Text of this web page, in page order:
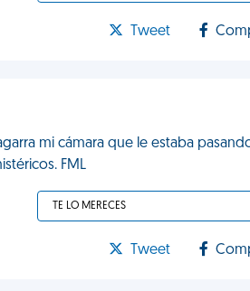
Tweet
mi cámara que le estaba
FML
TE LO MERECES
Tweet